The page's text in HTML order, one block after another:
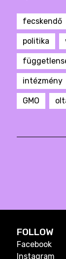
fecskendő
politika
intézmény
GMO
FOLLOW
Facebook
Instagram